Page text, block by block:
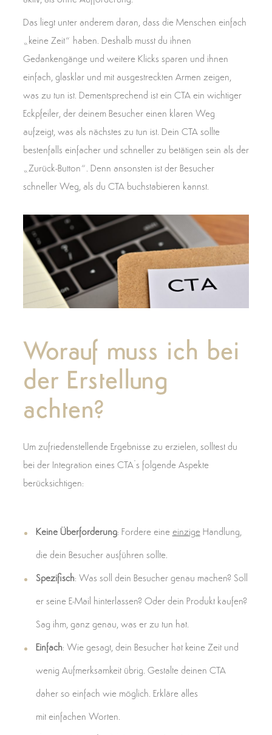
Das liegt unter anderem daran, dass die Menschen einfach
„keine Zeit“ haben. Deshalb musst du ihnen
Gedankengänge und weitere Klicks sparen und ihnen
einfach, glasklar und mit ausgestreckten Armen zeigen,
was zu tun ist. Dementsprechend ist ein CTA ein wichtiger
Eckpfeiler, der deinem Besucher einen klaren Weg
aufzeigt, was als nächstes zu tun ist. Dein CTA sollte
bestenfalls einfacher und schneller zu betätigen sein als der
„Zurück-Button“. Denn ansonsten ist der Besucher
schneller Weg, als du CTA buchstabieren kannst.
Worauf muss ich bei
der Erstellung
achten?
Um zufriedenstellende Ergebnisse zu erzielen, solltest du
bei der Integration eines CTA’s folgende Aspekte
berücksichtigen:
Keine Überforderung: Fordere eine einzigeHandlung,
die dein Besucher ausführen sollte.
Spezifisch: Was soll dein Besucher genau machen? Soll
er seine E-Mail hinterlassen? Oder dein Produkt kaufen?
Sag ihm, ganz genau, was er zu tun hat.
Einfach: Wie gesagt, dein Besucher hat keine Zeit und
wenig Aufmerksamkeit übrig. Gestalte deinen CTA
daher so einfach wie möglich. Erkläre alles
mit einfachen Worten.